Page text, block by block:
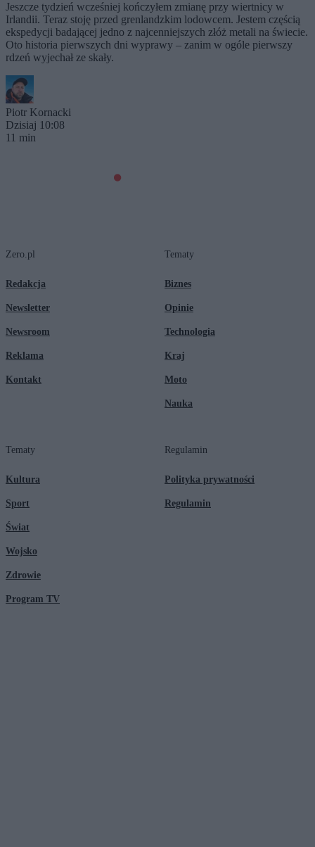
Jeszcze tydzień wcześniej kończyłem zmianę przy wiertnicy w
Irlandii. Teraz stoję przed grenlandzkim lodowcem. Jestem częścią
ekspedycji badającej jedno z najcenniejszych złóż metali na świecie.
Oto historia pierwszych dni wyprawy – zanim w ogóle pierwszy
rdzeń wyjechał ze skały.
Piotr Kornacki
Dzisiaj 10:08
11 min
Zero.pl
Redakcja
Newsletter
Newsroom
Reklama
Kontakt
Tematy
Biznes
Opinie
Technologia
Kraj
Moto
Nauka
Tematy
Kultura
Sport
Świat
Wojsko
Zdrowie
Program TV
Regulamin
Polityka prywatności
Regulamin